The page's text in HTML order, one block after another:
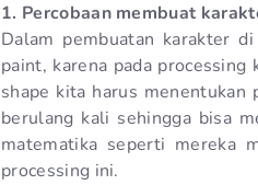
1. Percobaan membuat
Dalam pembuatan karakter
paint, karena pada
shape kita harus menentukan
berulang kali sehingga bisa
matematika seperti mereka
processing ini.